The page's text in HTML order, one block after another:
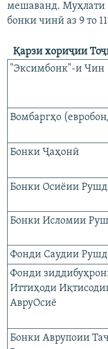
мешаванд. Муҳлати
бонки чинӣ аз 9 то
Қарзи хориҷии
"Эксимбонк"-и Чин
Вомбаргҳо
Бонки Ҷаҳонӣ
Бонки Осиёии Рушд
Бонки Исломии
Фонди Саудии Рушд
Фонди
Иттиҳоди
АвруОсиё
Бонки Аврупоии